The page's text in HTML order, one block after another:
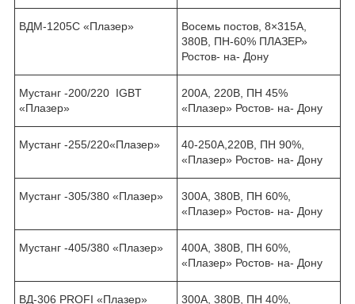
ВДМ-1205С «Плазер»
Восемь постов, 8×315А,
380В, ПН-60% ПЛАЗЕР»
Ростов- на- Дону
Мустанг -200/220 IGBT
«Плазер»
200А, 220В, ПН 45%
«Плазер» Ростов- на- Дону
Мустанг -255/220«Плазер»
40-250А,220В, ПН 90%,
«Плазер» Ростов- на- Дону
Мустанг -305/380 «Плазер»
300А, 380В, ПН 60%,
«Плазер» Ростов- на- Дону
Мустанг -405/380 «Плазер»
400А, 380В, ПН 60%,
«Плазер» Ростов- на- Дону
ВД-306 PROFI «Плазер» 300А, 380В, ПН 40%,